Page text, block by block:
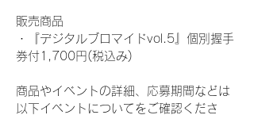
販売商品
・『デジタルブロマイドvol.5』個別握手
券付1,700円(税込み)
商品やイベントの詳細、応募期間などは
以下イベントについてをご確認くださ